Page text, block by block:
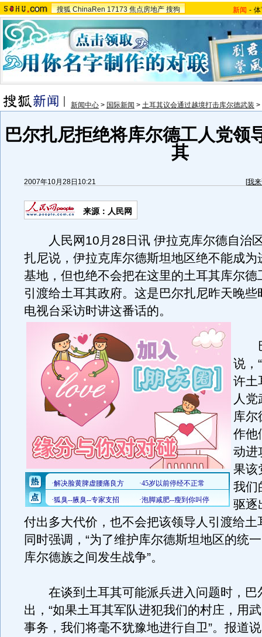
搜狐 ChinaRen 17173 焦点房地产 搜狗 新闻 -
新闻中心 > 国际新闻 > 土耳其议会通过越境打击库尔德武装 >
巴尔扎尼拒绝将库尔德工人党领
其
2007年10月28日10:21 [我
来源：人民网
人民网10月28日讯 伊拉克库尔德自治
扎尼说，伊拉克库尔德斯坦地区绝不能成为
基地，但也绝不会把在这里的土耳其库尔德
引渡给土耳其政府。这是巴尔扎尼昨天晚些
电视台采访时讲这番话的。
巴
说，
许土
人
库尔
作他
动进
果该
我们
驱逐
付出多大代价，也不会把该领导人引渡给土
同时强调，“为了维护库尔德斯坦地区的统
库尔德族之间发生战争”。
在谈到土耳其可能派兵进入问题时，巴
出，“如果土耳其军队进犯我们的村庄，用
事务，我们将毫不犹豫地进行自卫”。报道